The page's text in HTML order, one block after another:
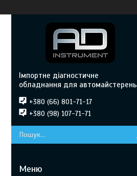
Імпортне діагностичне
обладнання для автомайстерень
+380 (66) 801-71-17
+380 (98) 107-71-71